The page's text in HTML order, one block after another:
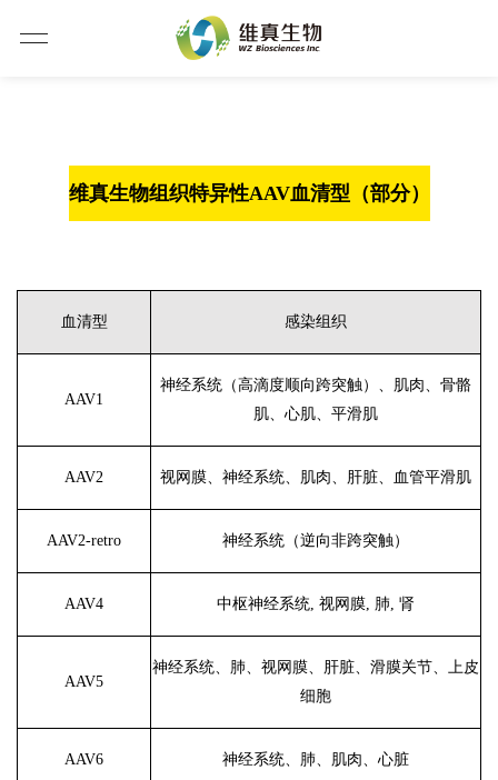
维真生物组织特异性AAV血清型（部分）
血清型 感染组织
AAV1
神经系统（高滴度顺向跨突触）、肌肉、骨骼
肌、心肌、平滑肌
AAV2 视网膜、神经系统、肌肉、肝脏、血管平滑肌
AAV2-retro 神经系统（逆向非跨突触）
AAV4 中枢神经系统, 视网膜, 肺, 肾
AAV5
神经系统、肺、视网膜、肝脏、滑膜关节、上皮
细胞
AAV6 神经系统、肺、肌肉、心脏